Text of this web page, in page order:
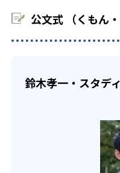
でも週2回受講できる。
らのオンライン受講と通
部活や習い事
KUMONでは、一人ひと
宿題の量や進め方に関
だ。
公文式 （くもん
鈴木孝一・スタデ